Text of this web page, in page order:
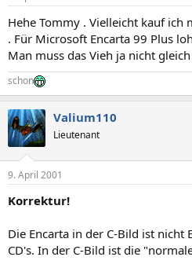
Hehe Tommy . Vielleicht kauf ich
. Für Microsoft Encarta 99 Plus
Man muss das Vieh ja nicht
schon
Valium110
Lieutenant
9. April 2001
Korrektur!
Die Encarta in der C-Bild ist nicht
CD's. In der C-Bild ist die